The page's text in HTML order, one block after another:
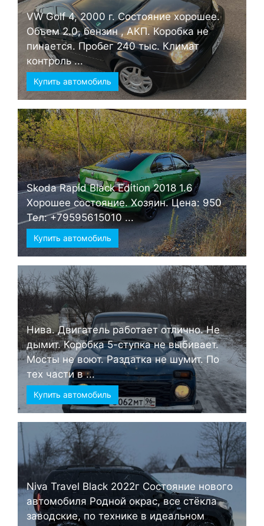
VW Golf 4, 2000 г. Состояние хорошее.
Объем 2.0, бензин , АКП. Коробка не
пинается. Пробег 240 тыс. Климат
контроль ...
Купить автомобиль
Skoda Rapid Black Edition 2018 1.6
Хорошее состояние. Хозяин. Цена: 950
Тел: +79595615010 ...
Купить автомобиль
Нива. Двигатель работает отлично. Не
дымит. Коробка 5-ступка не выбивает.
Мосты не воют. Раздатка не шумит. По
тех части в ...
Купить автомобиль
Niva Travel Black 2022г Состояние нового
автомобиля Родной окрас, все стёкла
заводские, по технике в идеальном